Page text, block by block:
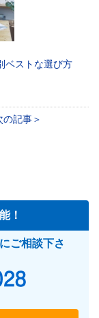
ベストな選び方
の記事
！
ご相談下さ